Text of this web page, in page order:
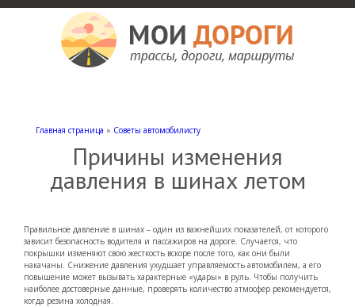
Главная страница » Советы автомобилисту
Причины изменения
давления в шинах летом
Правильное давление в шинах – один из важнейших показателей, от которого
зависит безопасность водителя и пассажиров на дороге. Случается, что
покрышки изменяют свою жесткость вскоре после того, как они были
накачаны. Снижение давления ухудшает управляемость автомобилем, а его
повышение может вызывать характерные «удары» в руль. Чтобы получить
наиболее достоверные данные, проверять количество атмосфер рекомендуется,
когда резина холодная.